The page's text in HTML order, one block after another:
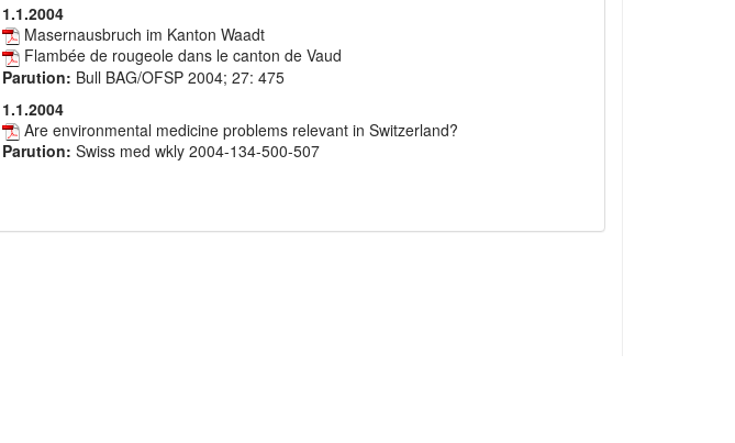
1.1.2004
Masernausbruch im Kanton Waadt
Flambée de rougeole dans le canton de Vaud
Parution: Bull BAG/OFSP 2004; 27: 475
1.1.2004
Are environmental medicine problems relevant in Switzerland?
Parution: Swiss med wkly 2004-134-500-507